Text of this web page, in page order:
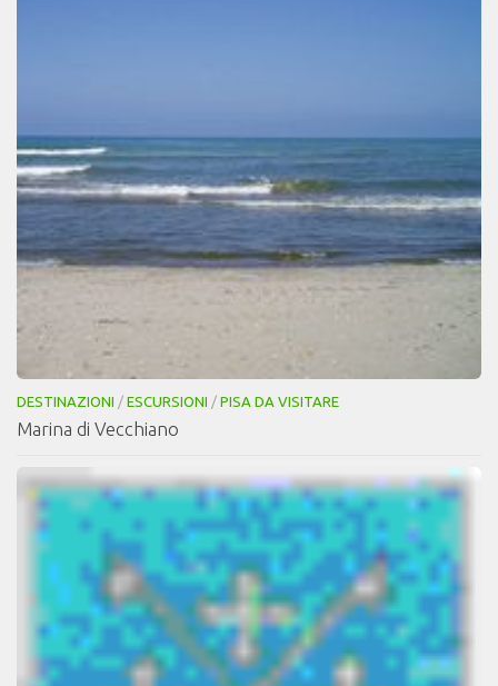
DESTINAZIONI / ESCURSIONI / PISA DA VISITARE
Marina di Vecchiano